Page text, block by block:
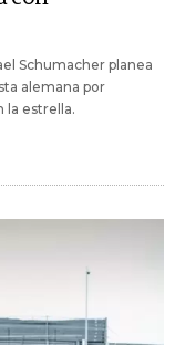
Schumacher planea
alemana por
la estrella.